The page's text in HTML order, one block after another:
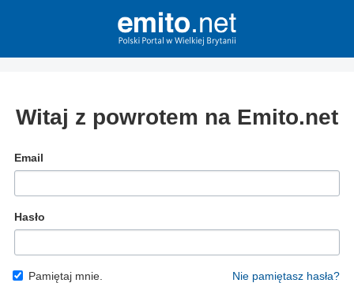
Witaj z powrotem na Emito.net
Email
Hasło
Pamiętaj mnie. Nie pamiętasz hasła?